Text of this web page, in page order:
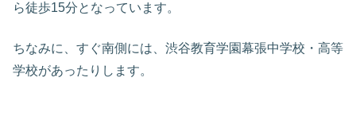
ら徒歩15分となっています。
ちなみに、すぐ南側には、渋谷教育学園幕張中学校・高等
学校があったりします。